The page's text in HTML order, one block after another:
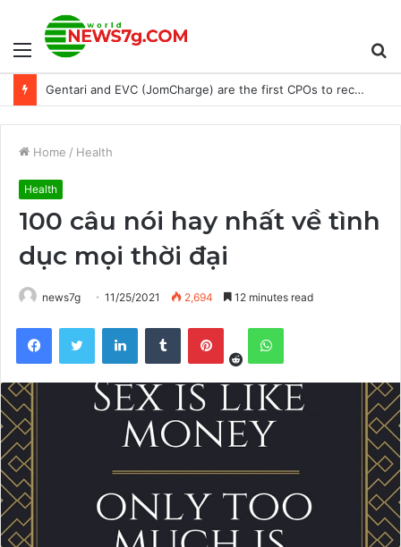
Menu
Gentari and EVC (JomCharge) are the first CPOs to receive permits to install public EV chargers in Sabah
Home / Health
Health
100 câu nói hay nhất về tình
dục mọi thời đại
news7g 11/25/2021 2,694 12 minutes read
FacebookTwitter LinkedInTumblr Pinterest
RedditWhatsApp